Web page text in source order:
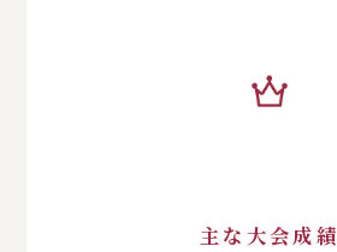
主な大会成績